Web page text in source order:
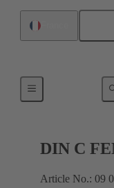
DIN C
Article No.: 09